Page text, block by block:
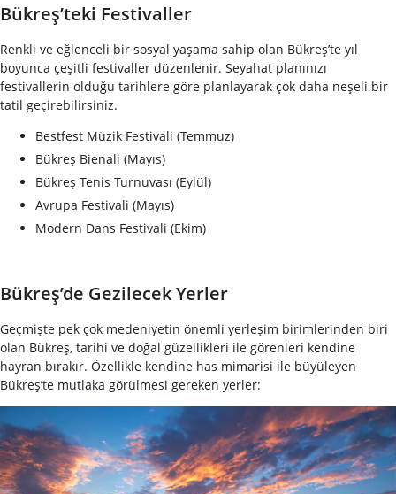
Bükreş’teki Festivaller
Renkli ve eğlenceli bir sosyal yaşama sahip olan Bükreş’te yıl
boyunca çeşitli festivaller düzenlenir. Seyahat planınızı
festivallerin olduğu tarihlere göre planlayarak çok daha neşeli bir
tatil geçirebilirsiniz.
Bestfest Müzik Festivali (Temmuz)
Bükreş Bienali (Mayıs)
Bükreş Tenis Turnuvası (Eylül)
Avrupa Festivali (Mayıs)
Modern Dans Festivali (Ekim)
Bükreş’de Gezilecek Yerler
Geçmişte pek çok medeniyetin önemli yerleşim birimlerinden biri
olan Bükreş, tarihi ve doğal güzellikleri ile görenleri kendine
hayran bırakır. Özellikle kendine has mimarisi ile büyüleyen
Bükreş’te mutlaka görülmesi gereken yerler: